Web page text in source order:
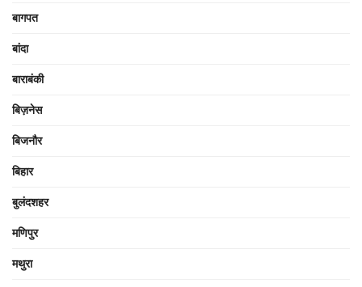
बागपत
बांदा
बाराबंकी
बिज़नेस
बिजनौर
बिहार
बुलंदशहर
मणिपुर
मथुरा